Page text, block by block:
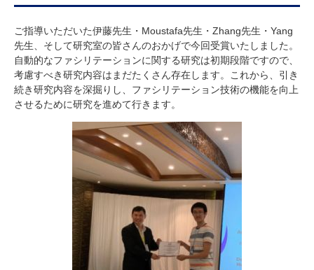
ご指導いただいた伊藤先生・Moustafa先生・Zhang先生・Yang
先生、そして研究室の皆さんのおかげで今回受賞いたしました。
自動的なファシリテーションに関する研究は初期段階ですので、
考慮すべき研究内容はまだたくさん存在します。これから、引き
続き研究内容を深掘りし、ファシリテーション技術の機能を向上
させるために研究を進めて行きます。